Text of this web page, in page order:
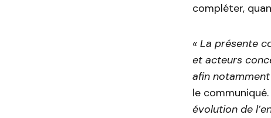
compléter,
« La présente
et acteurs
afin
le communiqué.
évolution de